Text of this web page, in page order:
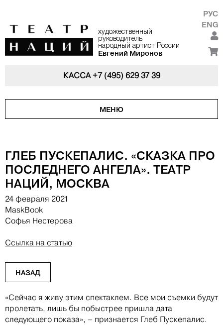
художественный
руководитель
народный артист России
Евгений Миронов
РУС
ENG
КАССА+7 (495) 629 37 39
МЕНЮ
ГЛЕБ ПУСКЕПАЛИС. «СКАЗКА ПРО
ПОСЛЕДНЕГО АНГЕЛА». ТЕАТР
НАЦИЙ, МОСКВА
24 февраля 2021
MaskBook
Софья Нестерова
Ссылка на статью
НАЗАД
«Сейчас я живу этим спектаклем. Все мои съемки будут
пролетать, лишь бы побыстрее пришла дата
следующего показа», – признается Глеб Пускепалис.